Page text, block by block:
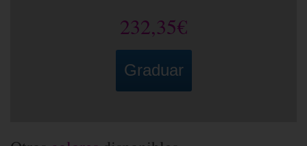
232,35€
Graduar